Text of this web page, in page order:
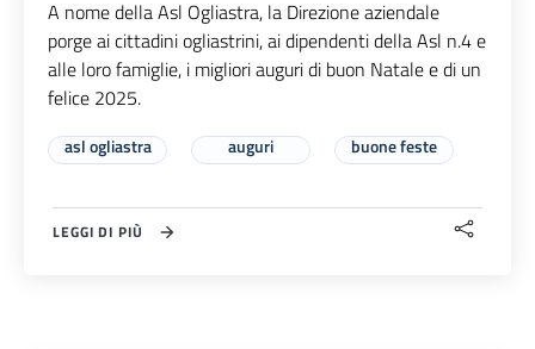
A nome della Asl Ogliastra, la Direzione aziendale
porge ai cittadini ogliastrini, ai dipendenti della Asl n.4 e
alle loro famiglie, i migliori auguri di buon Natale e di un
felice 2025.
asl ogliastra auguri buone feste
LEGGI DI PIÙ